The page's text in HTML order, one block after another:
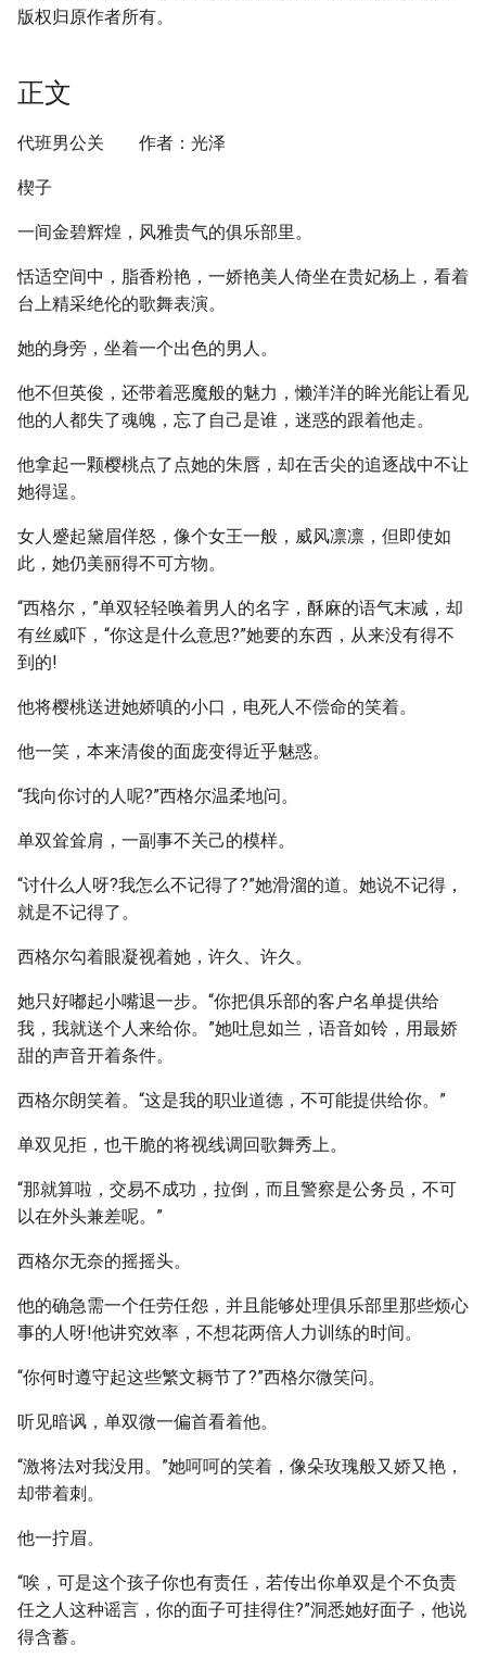
版权归原作者所有。
正文
代班男公关 作者：光泽
楔子
一间金碧辉煌，风雅贵气的俱乐部里。
恬适空间中，脂香粉艳，一娇艳美人倚坐在贵妃杨上，看着
台上精采绝伦的歌舞表演。
她的身旁，坐着一个出色的男人。
他不但英俊，还带着恶魔般的魅力，懒洋洋的眸光能让看见
他的人都失了魂魄，忘了自己是谁，迷惑的跟着他走。
他拿起一颗樱桃点了点她的朱唇，却在舌尖的追逐战中不让
她得逞。
女人蹙起黛眉佯怒，像个女王一般，威风凛凛，但即使如
此，她仍美丽得不可方物。
“西格尔，”单双轻轻唤着男人的名字，酥麻的语气末减，却
有丝威吓，“你这是什么意思?”她要的东西，从来没有得不
到的!
他将樱桃送进她娇嗔的小口，电死人不偿命的笑着。
他一笑，本来清俊的面庞变得近乎魅惑。
“我向你讨的人呢?”西格尔温柔地问。
单双耸耸肩，一副事不关己的模样。
“讨什么人呀?我怎么不记得了?”她滑溜的道。她说不记得，
就是不记得了。
西格尔勾着眼凝视着她，许久、许久。
她只好嘟起小嘴退一步。“你把俱乐部的客户名单提供给
我，我就送个人来给你。”她吐息如兰，语音如铃，用最娇
甜的声音开着条件。
西格尔朗笑着。“这是我的职业道德，不可能提供给你。”
单双见拒，也干脆的将视线调回歌舞秀上。
“那就算啦，交易不成功，拉倒，而且警察是公务员，不可
以在外头兼差呢。”
西格尔无奈的摇摇头。
他的确急需一个任劳任怨，并且能够处理俱乐部里那些烦心
事的人呀!他讲究效率，不想花两倍人力训练的时间。
“你何时遵守起这些繁文耨节了?”西格尔微笑问。
听见暗讽，单双微一偏首看着他。
“激将法对我没用。”她呵呵的笑着，像朵玫瑰般又娇又艳，
却带着刺。
他一拧眉。
“唉，可是这个孩子你也有责任，若传出你单双是个不负责
任之人这种谣言，你的面子可挂得住?”洞悉她好面子，他说
得含蓄。